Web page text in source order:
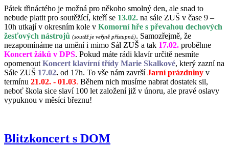
Pátek třináctého je možná pro někoho smolný den, ale snad to
nebude platit pro soutěžící, kteří se 13.02. na sále ZUŠ v čase 9 –
10h utkají v okresním kole v Komorní hře s převahou dechových
žesťových nástrojů (soutěž je veřjně přístupná). Samozřejmě, že
nezapomínáme na umění i mimo Sál ZUŠ a tak 17.02. proběhne
Koncert žáků v DPS. Pokud máte rádi klavír určitě nesmíte
opomenout Koncert klavírní třídy Marie Skalkové, který zazní na
Sále ZUŠ 17.02. od 17h. To vše nám završíJarní prázdniny v
termínu 21.02. - 01.03. Během nich musíme nabrat dostatek sil,
neboť škola sice slaví 100 let založení již v únoru, ale pravé oslavy
vypuknou v měsíci březnu!
Blitzkoncert s DOM